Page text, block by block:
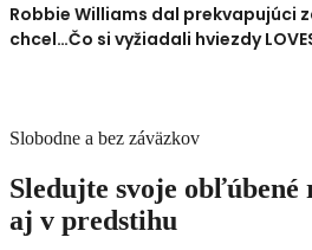
Robbie Williams dal prekvapujúci
chcel…Čo si vyžiadali hviezdy
Slobodne a bez záväzkov
Sledujte svoje obľúbené
aj v predstihu